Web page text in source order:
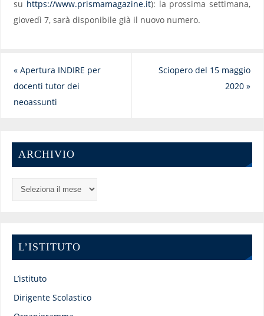
su https://www.prismamagazine.it): la prossima settimana,
giovedì 7, sarà disponibile già il nuovo numero.
«Apertura INDIRE per
docenti tutor dei
neoassunti
Sciopero del 15 maggio
2020»
ARCHIVIO
L’ISTITUTO
L’istituto
Dirigente Scolastico